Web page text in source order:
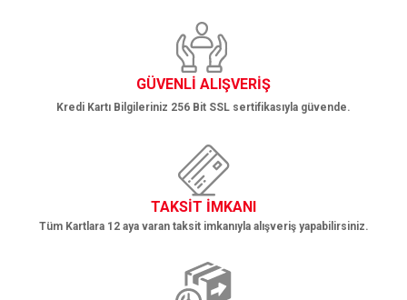
GÜVENLİ ALIŞVERİŞ
Kredi Kartı Bilgileriniz 256 Bit SSL sertifikasıyla güvende.
TAKSİT İMKANI
Tüm Kartlara 12 aya varan taksit imkanıyla alışveriş yapabilirsiniz.